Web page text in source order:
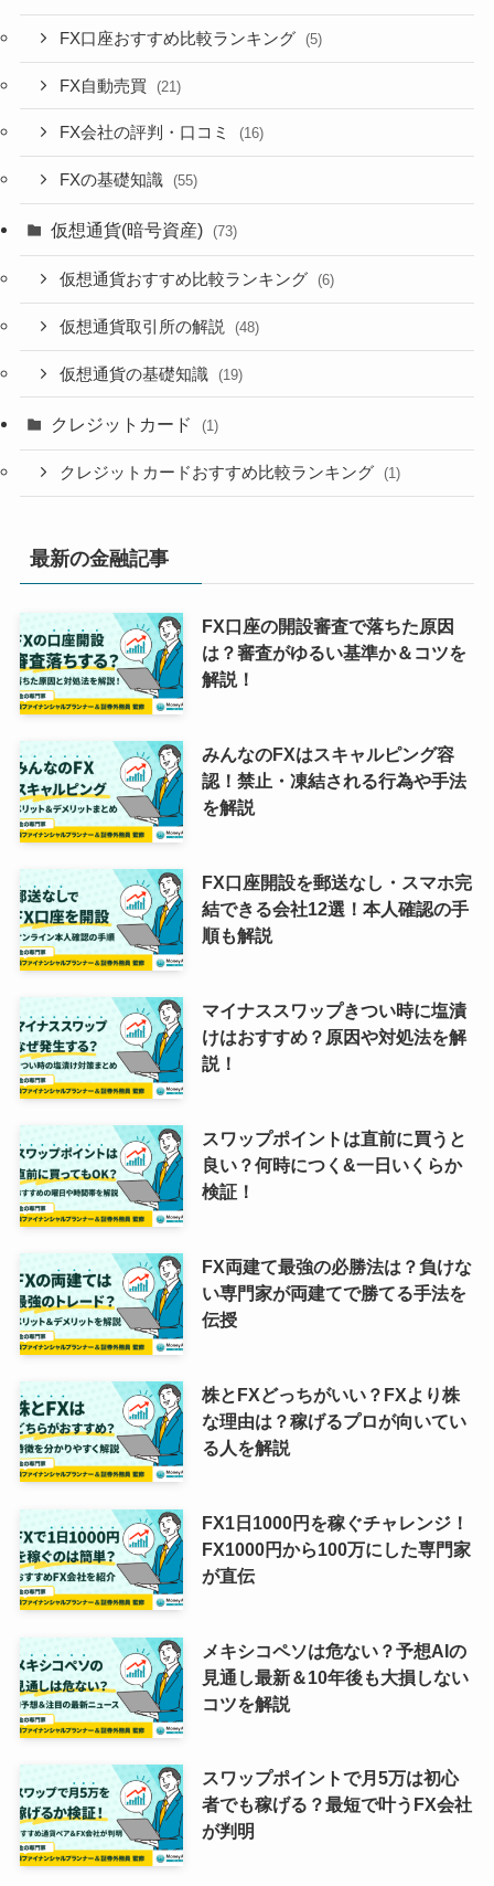
FX口座おすすめ比較ランキング (5)
FX自動売買 (21)
FX会社の評判・口コミ (16)
FXの基礎知識 (55)
仮想通貨(暗号資産) (73)
仮想通貨おすすめ比較ランキング (6)
仮想通貨取引所の解説 (48)
仮想通貨の基礎知識 (19)
クレジットカード (1)
クレジットカードおすすめ比較ランキング (1)
最新の金融記事
FX口座の開設審査で落ちた原因
は？審査がゆるい基準か＆コツを
解説！
みんなのFXはスキャルピング容
認！禁止・凍結される行為や手法
を解説
FX口座開設を郵送なし・スマホ完
結できる会社12選！本人確認の手
順も解説
マイナススワップきつい時に塩漬
けはおすすめ？原因や対処法を解
説！
スワップポイントは直前に買うと
良い？何時につく&一日いくらか
検証！
FX両建て最強の必勝法は？負けな
い専門家が両建てで勝てる手法を
伝授
株とFXどっちがいい？FXより株
な理由は？稼げるプロが向いてい
る人を解説
FX1日1000円を稼ぐチャレンジ！
FX1000円から100万にした専門家
が直伝
メキシコペソは危ない？予想AIの
見通し最新＆10年後も大損しない
コツを解説
スワップポイントで月5万は初心
者でも稼げる？最短で叶うFX会社
が判明